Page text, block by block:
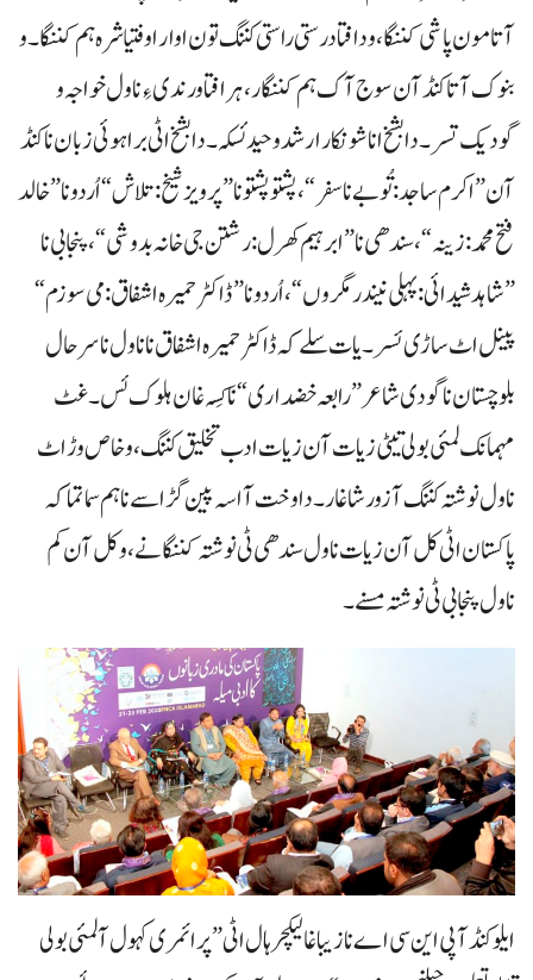
آتا مون پاشی کننگا، و دافتا درستی راستی کننگ تون اوار اوفتیا شرہ ہم کننگا۔ و
بنوک آتا کنڈ آن سوج آک ہم کننگار، ہرافتا ورندی ءِ ناول خواجہ و
گودیک تسر۔ دا بشخ انا شونکار ارشد وحید ئسکہ۔ دا بشخ اٹی براہوئی زبان نا کنڈ
آن ”اکرم ساجد: تُوبے نا سفر“، پشتو پشتو نا ”پرویز شیخ: تلاش“ اُردو نا ”خالد
فتح محمد: زینہ“، سندھی نا ”ابرہیم کھرل: رشتن جی خانہ بدوشی “، پنجابی نا
”شاہد شیدائی: پہلی نیندر مگروں“، اُردو نا ”ڈاکٹر حمیرہ اشفاق : می سوزم“
پینل اٹ ساڑی ئسر۔ یات سلے کہ ڈاکٹر حمیرہ اشفاق نا ناول نا سرحال
بلوچستان نا گودی شاعر ”رابعہ خضداری“ نا کِسہ غان ہلوک ئس۔غٹ
مہمانک لمئی بولی تیٹی زیات آن زیات ادب تخلیق کننگ، و خاص وڑ اٹ
ناول نوشتہ کننگ آ زور شاغار۔ دا وخت آ اسہ پین گڑا سے نا ہم سما تما کہ
پاکستان اٹی کل آن زیات ناول سندھی ٹی نوشتہ کننگانے، و کل آن کم
ناول پنجابی ٹی نوشتہ مسنے۔
ایلو کنڈ آ پی این سی اے نا زیبا غا لیکچر ہال اٹی ”پرائمری کہول آ لمئی بولی